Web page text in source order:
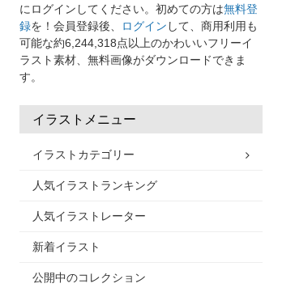
にログインしてください。初めての方は無料登
録を！会員登録後、 ログイン して、商用利用も
可能な約6,244,318点以上のかわいいフリーイ
ラスト素材、無料画像がダウンロードできま
す。
イラストメニュー
イラストカテゴリー
人気イラストランキング
人気イラストレーター
新着イラスト
公開中のコレクション